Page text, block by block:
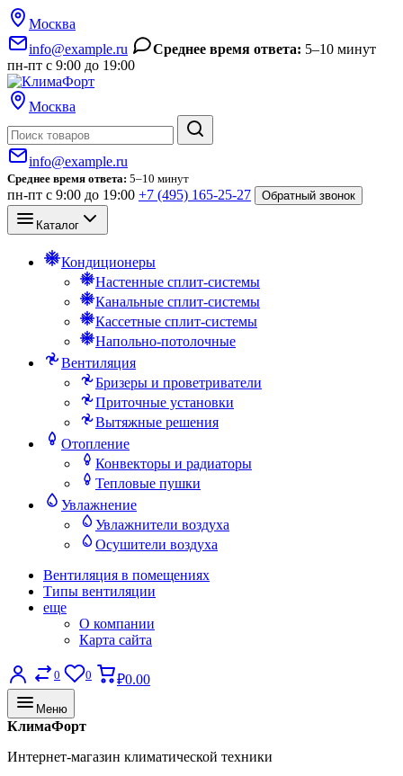
Москва
info@example.ru
Среднее время ответа: 5–10 минут
пн-пт с 9:00 до 19:00
Москва
info@example.ru
Среднее время ответа: 5–10 минут
пн-пт с 9:00 до 19:00 +7 (495) 165-25-27 Обратный звонок
Каталог
Кондиционеры
Настенные сплит-системы
Канальные сплит-системы
Кассетные сплит-системы
Напольно-потолочные
Вентиляция
Бризеры и проветриватели
Приточные установки
Вытяжные решения
Отопление
Конвекторы и радиаторы
Тепловые пушки
Увлажнение
Увлажнители воздуха
Осушители воздуха
Вентиляция в помещениях
Типы вентиляции
еще
О компании
Карта сайта
0 0 ₽0.00
Меню
КлимаФорт
Интернет-магазин климатической техники